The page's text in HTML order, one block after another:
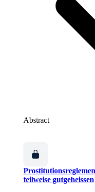
Abstract
teilweise gutgeheissen